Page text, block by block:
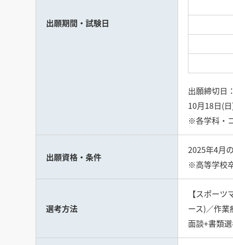
出願期間・試験日
出願締切日
10月18日(
※各学科・
出願資格・条件
2025年4月
※高等学校
選考方法
【スポー
ース)／作業
面談+書類